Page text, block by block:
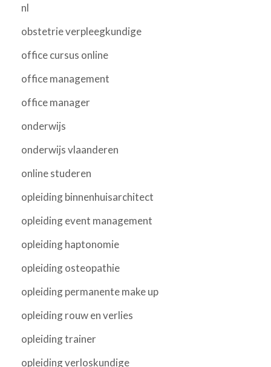
nl
obstetrie verpleegkundige
office cursus online
office management
office manager
onderwijs
onderwijs vlaanderen
online studeren
opleiding binnenhuisarchitect
opleiding event management
opleiding haptonomie
opleiding osteopathie
opleiding permanente make up
opleiding rouw en verlies
opleiding trainer
opleiding verloskundige